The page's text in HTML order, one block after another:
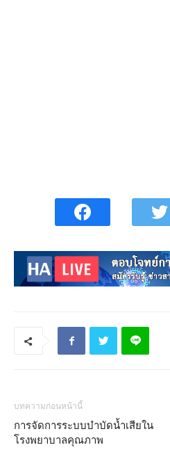
บทความก่อนหน้านี้
การจัดการระบบบำบัดน้ำเสียใน
โรงพยาบาลคุณภาพ